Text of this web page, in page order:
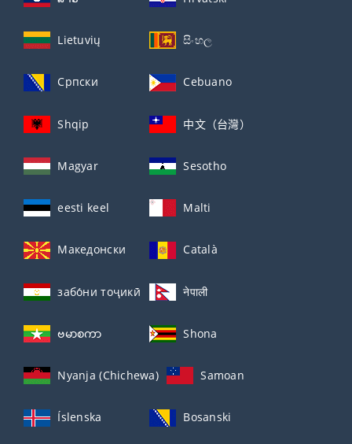
Lietuvių සිංහල
Српски Cebuano
Shqip 中文（台灣）
Magyar Sesotho
eesti keel Malti
Македонски Català
забо́ни тоҷикӣ́ नेपाली
ဗမာစကာ Shona
Nyanja (Chichewa) Samoan
Íslenska Bosanski